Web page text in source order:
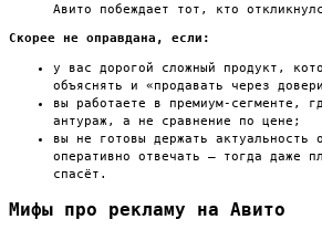
Авито побеждает тот, кто
Скорее не оправдана, если:
у вас дорогой сложный продукт,
объяснять и «продавать через
вы работаете в премиум-сегменте,
антураж, а не сравнение по цене;
вы не готовы держать актуальность
оперативно отвечать — тогда даже
спасёт.
Мифы про рекламу на Авито